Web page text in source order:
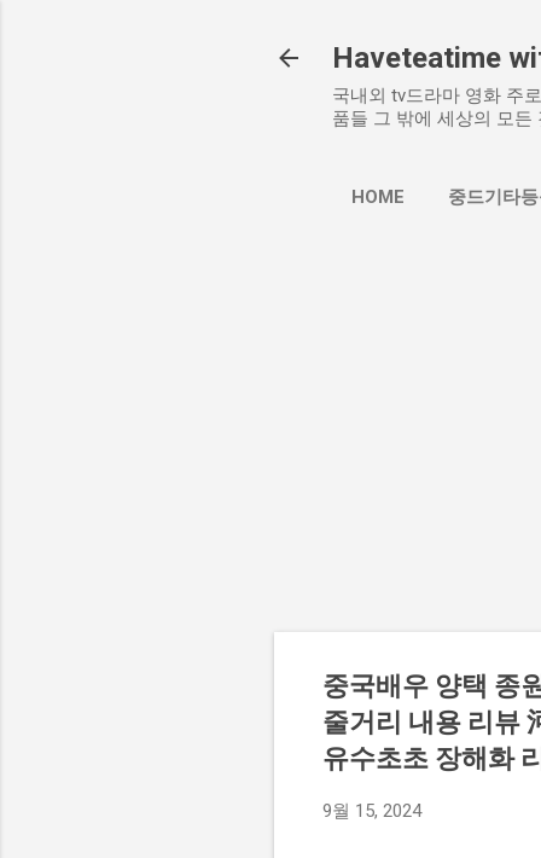
Haveteatime
국내외 tv드라마 영화 주
품들 그 밖에 세상의 모든
HOME 중드기타
중국배우 양택 종
줄거리 내용 리뷰
유수초초 장해화
9월 15, 2024